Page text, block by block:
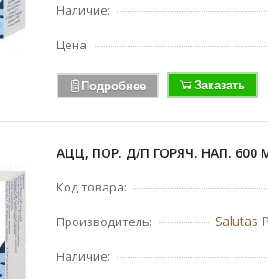
Наличие:
Цена:
Подробнее Заказать
АЦЦ, ПОР. Д/П ГОРЯЧ. НАП. 600
Код товара:
Производитель: Salutas
Наличие: